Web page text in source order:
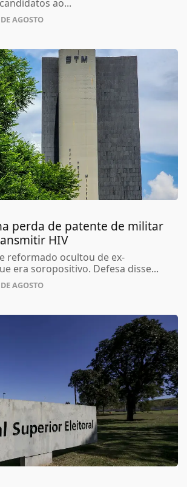
ao...
AGOSTO
perda de patente de militar
HIV
reformado ocultou de ex-
era soropositivo. Defesa disse...
AGOSTO